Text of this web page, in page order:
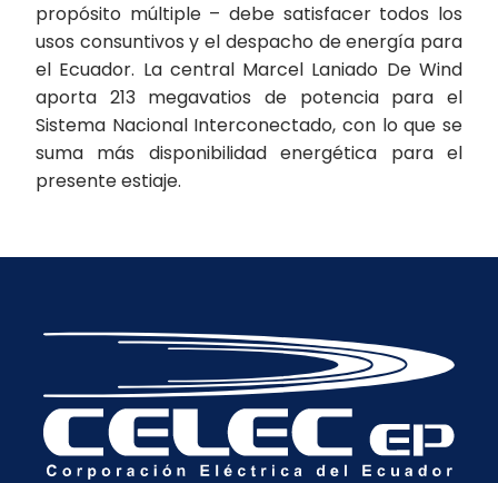
propósito múltiple – debe satisfacer todos los
usos consuntivos y el despacho de energía para
el Ecuador. La central Marcel Laniado De Wind
aporta 213 megavatios de potencia para el
Sistema Nacional Interconectado, con lo que se
suma más disponibilidad energética para el
presente estiaje.